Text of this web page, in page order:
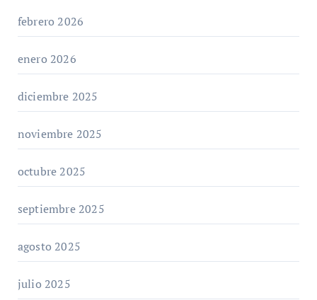
febrero 2026
enero 2026
diciembre 2025
noviembre 2025
octubre 2025
septiembre 2025
agosto 2025
julio 2025